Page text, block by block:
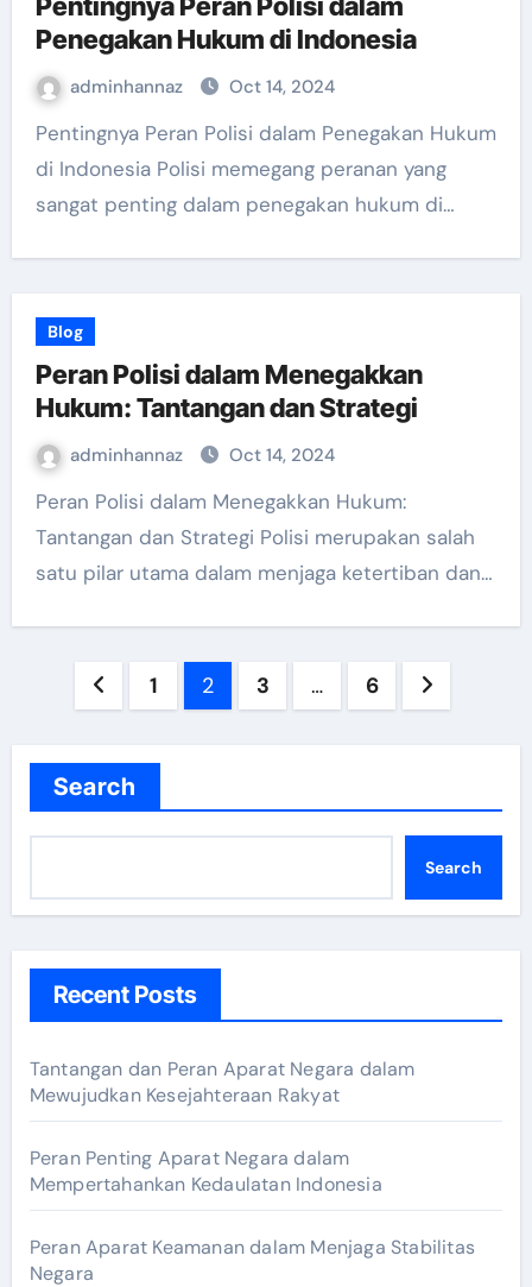
Penegakan Hukum di Indonesia
adminhannaz Oct 14, 2024
Pentingnya Peran Polisi dalam Penegakan Hukum
di Indonesia Polisi memegang peranan yang
sangat penting dalam penegakan hukum di…
Blog
Peran Polisi dalam Menegakkan
Hukum: Tantangan dan Strategi
adminhannaz Oct 14, 2024
Peran Polisi dalam Menegakkan Hukum:
Tantangan dan Strategi Polisi merupakan salah
satu pilar utama dalam menjaga ketertiban dan…
Posts
1 2 3 … 6
Search
Search
Recent Posts
Tantangan dan Peran Aparat Negara dalam
Mewujudkan Kesejahteraan Rakyat
Peran Penting Aparat Negara dalam
Mempertahankan Kedaulatan Indonesia
Peran Aparat Keamanan dalam Menjaga Stabilitas
Negara